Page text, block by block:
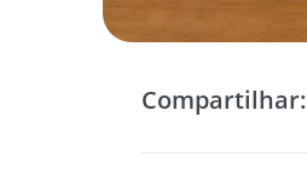
Compartilhar: